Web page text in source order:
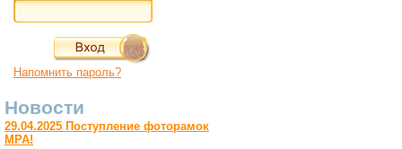
Напомнить пароль?
Новости
29.04.2025 Поступление фоторамок
МРА!